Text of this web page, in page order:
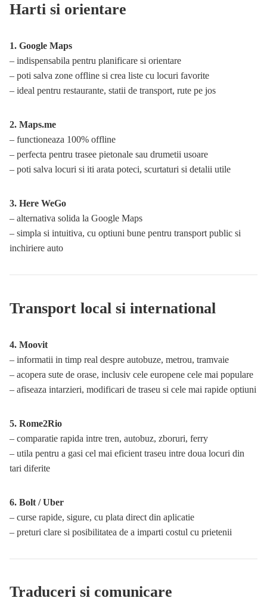
Harti si orientare
1. Google Maps
– indispensabila pentru planificare si orientare
– poti salva zone offline si crea liste cu locuri favorite
– ideal pentru restaurante, statii de transport, rute pe jos
2. Maps.me
– functioneaza 100% offline
– perfecta pentru trasee pietonale sau drumetii usoare
– poti salva locuri si iti arata poteci, scurtaturi si detalii utile
3. Here WeGo
– alternativa solida la Google Maps
– simpla si intuitiva, cu optiuni bune pentru transport public si
inchiriere auto
Transport local si international
4. Moovit
– informatii in timp real despre autobuze, metrou, tramvaie
– acopera sute de orase, inclusiv cele europene cele mai populare
– afiseaza intarzieri, modificari de traseu si cele mai rapide optiuni
5. Rome2Rio
– comparatie rapida intre tren, autobuz, zboruri, ferry
– utila pentru a gasi cel mai eficient traseu intre doua locuri din
tari diferite
6. Bolt / Uber
– curse rapide, sigure, cu plata direct din aplicatie
– preturi clare si posibilitatea de a imparti costul cu prietenii
Traduceri si comunicare